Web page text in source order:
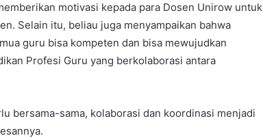
motivasi kepada para Dosen Unirow untuk
Selain itu, beliau juga menyampaikan bahwa
guru bisa kompeten dan bisa mewujudkan
Profesi Guru yang berkolaborasi antara
bersama-sama, kolaborasi dan koordinasi menjadi